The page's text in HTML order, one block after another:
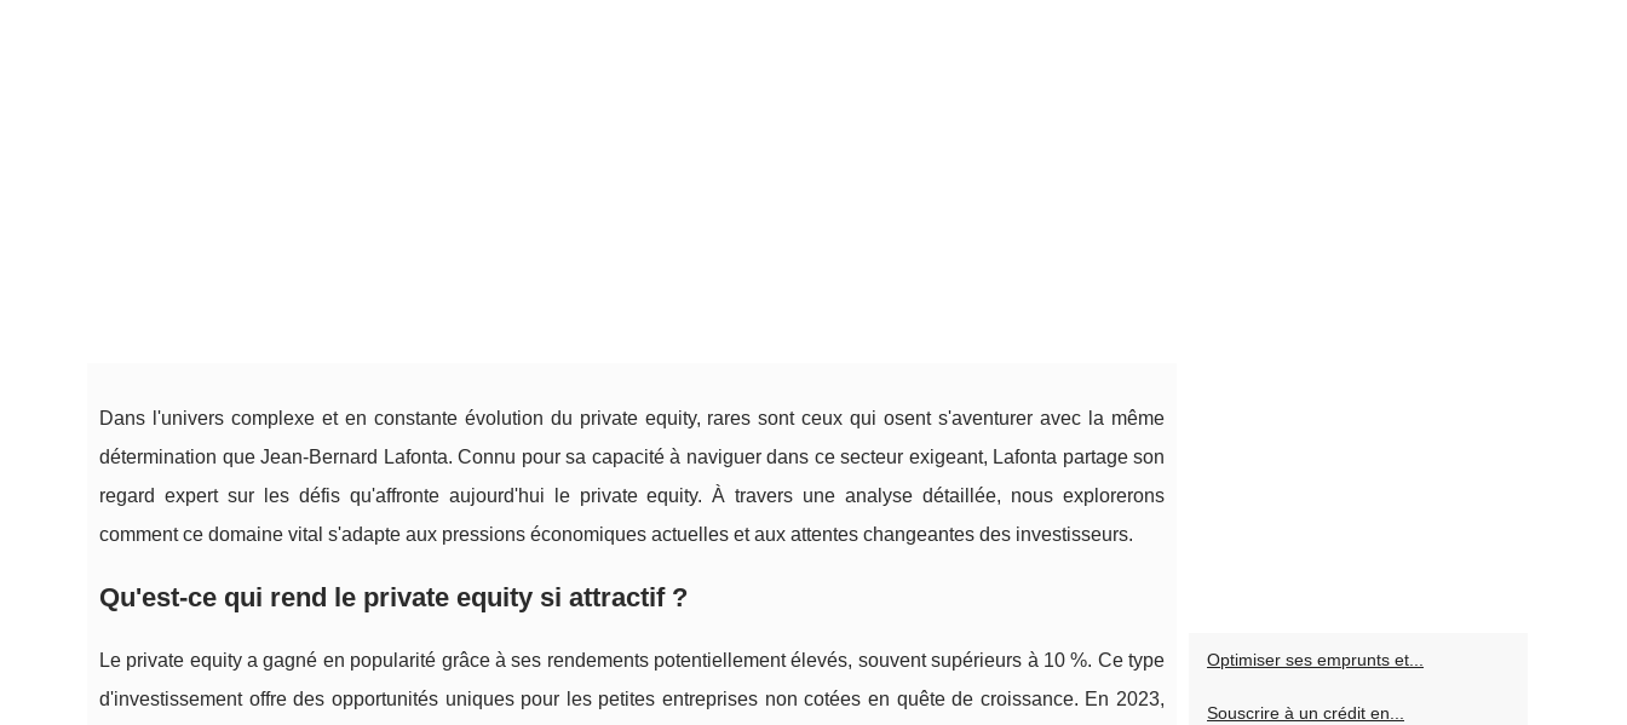
Dans l'univers complexe et en constante évolution du private equity, rares sont ceux qui osent s'aventurer avec la même
détermination que Jean-Bernard Lafonta. Connu pour sa capacité à naviguer dans ce secteur exigeant, Lafonta partage son
regard expert sur les défis qu'affronte aujourd'hui le private equity. À travers une analyse détaillée, nous explorerons
comment ce domaine vital s'adapte aux pressions économiques actuelles et aux attentes changeantes des investisseurs.
Qu'est-ce qui rend le private equity si attractif ?
Le private equity a gagné en popularité grâce à ses rendements potentiellement élevés, souvent supérieurs à 10 %. Ce type
d'investissement offre des opportunités uniques pour les petites entreprises non cotées en quête de croissance. En 2023,
Optimiser ses emprunts et...
Souscrire à un crédit en...